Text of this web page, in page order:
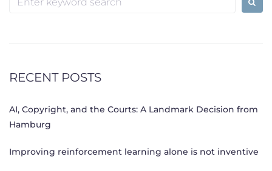
RECENT POSTS
AI, Copyright, and the Courts: A Landmark Decision from
Hamburg
Improving reinforcement learning alone is not inventive